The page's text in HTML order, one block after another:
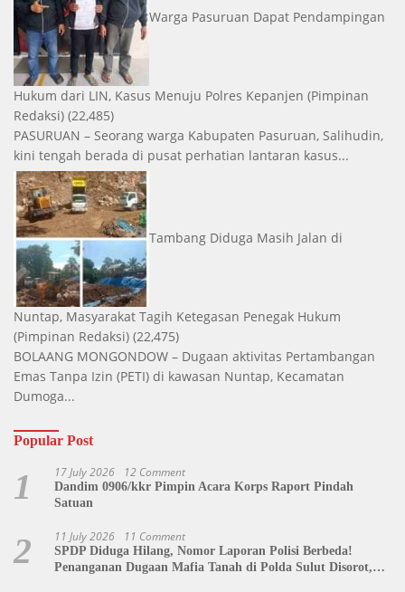
Warga Pasuruan Dapat Pendampingan
Hukum dari LIN, Kasus Menuju Polres Kepanjen (Pimpinan
Redaksi) (22,485)
PASURUAN – Seorang warga Kabupaten Pasuruan, Salihudin,
kini tengah berada di pusat perhatian lantaran kasus...
Tambang Diduga Masih Jalan di
Nuntap, Masyarakat Tagih Ketegasan Penegak Hukum
(Pimpinan Redaksi) (22,475)
BOLAANG MONGONDOW – Dugaan aktivitas Pertambangan
Emas Tanpa Izin (PETI) di kawasan Nuntap, Kecamatan
Dumoga...
Popular Post
1 17 July 2026 12 Comment
Dandim 0906/kkr Pimpin Acara Korps Raport Pindah
Satuan
2 11 July 2026 11 Comment
SPDP Diduga Hilang, Nomor Laporan Polisi Berbeda!
Penanganan Dugaan Mafia Tanah di Polda Sulut Disorot,